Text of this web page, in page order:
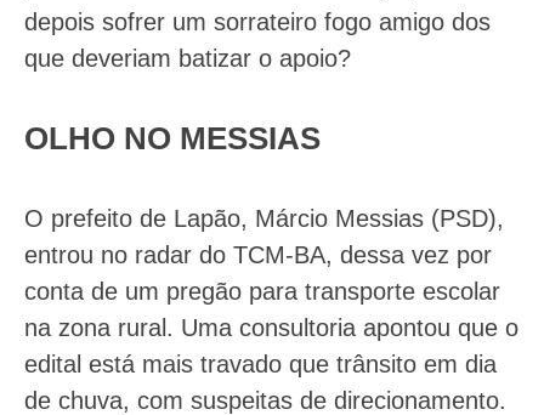
depois sofrer um sorrateiro fogo amigo dos
que deveriam batizar o apoio?
OLHO NO MESSIAS
O prefeito de Lapão, Márcio Messias (PSD),
entrou no radar do TCM-BA, dessa vez por
conta de um pregão para transporte escolar
na zona rural. Uma consultoria apontou que o
edital está mais travado que trânsito em dia
de chuva, com suspeitas de direcionamento.